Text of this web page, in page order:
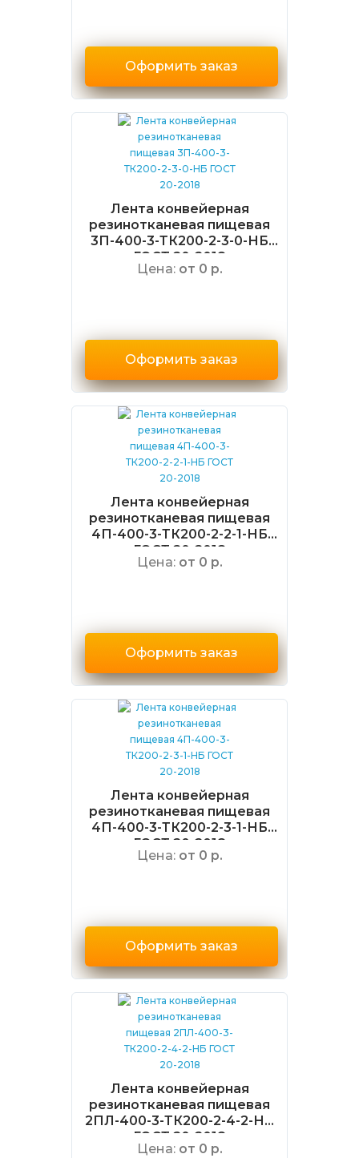
Оформить заказ
Лента конвейерная
резинотканевая пищевая
3П-400-3-ТК200-2-3-0-НБ
ГОСТ 20-2018
Цена: от 0 р.
Оформить заказ
Лента конвейерная
резинотканевая пищевая
4П-400-3-ТК200-2-2-1-НБ
ГОСТ 20-2018
Цена: от 0 р.
Оформить заказ
Лента конвейерная
резинотканевая пищевая
4П-400-3-ТК200-2-3-1-НБ
ГОСТ 20-2018
Цена: от 0 р.
Оформить заказ
Лента конвейерная
резинотканевая пищевая
2ПЛ-400-3-ТК200-2-4-2-НБ
ГОСТ 20-2018
Цена: от 0 р.